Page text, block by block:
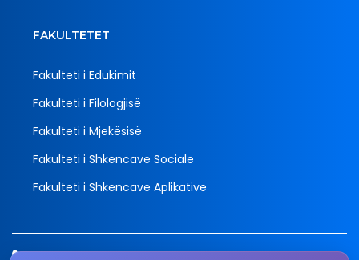
FAKULTETET
Fakulteti i Edukimit
Fakulteti i Filologjisë
Fakulteti i Mjekësisë
Fakulteti i Shkencave Sociale
Fakulteti i Shkencave Aplikative